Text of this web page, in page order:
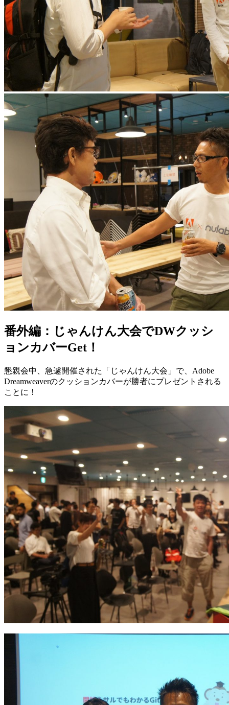
番外編：じゃんけん大会でDWクッシ
ョンカバーGet！
懇親会中、急遽開催された「じゃんけん大会」で、Adobe
Dreamweaverのクッションカバーが勝者にプレゼントされる
ことに！